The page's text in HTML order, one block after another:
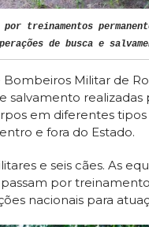
treinamentos
de busca e
Bombeiros Militar de
em diferentes
e fora do Estado.
e seis cães. As
por
nacionais para